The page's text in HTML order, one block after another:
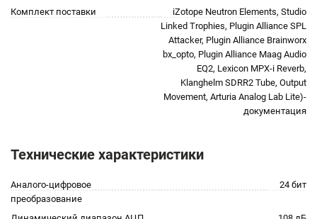
Комплект поставки
iZotope Neutron Elements, Studio
Linked Trophies, Plugin Alliance SPL
Attacker, Plugin Alliance Brainworx
bx_opto, Plugin Alliance Maag Audio
EQ2, Lexicon MPX-i Reverb,
Klanghelm SDRR2 Tube, Output
Movement, Arturia Analog Lab Lite)-
документация
Технические характеристики
Аналого-цифровое
преобразование
24 бит